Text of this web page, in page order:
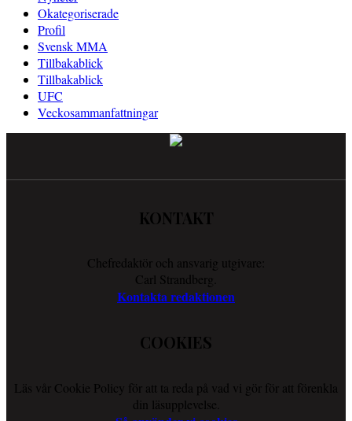
Okategoriserade
Profil
Svensk MMA
Tillbakablick
Tillbakablick
UFC
Veckosammanfattningar
KONTAKT
Chefredaktör och ansvarig utgivare:
Carl Strandberg.
Kontakta redaktionen
COOKIES
Läs vår Cookie Policy för att ta reda på vad vi gör för att förenkla
din läsupplevelse.